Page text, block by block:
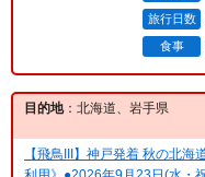
旅行日数
食事
目的地：北海道、岩手県
【飛鳥III】神戸発着 秋の北